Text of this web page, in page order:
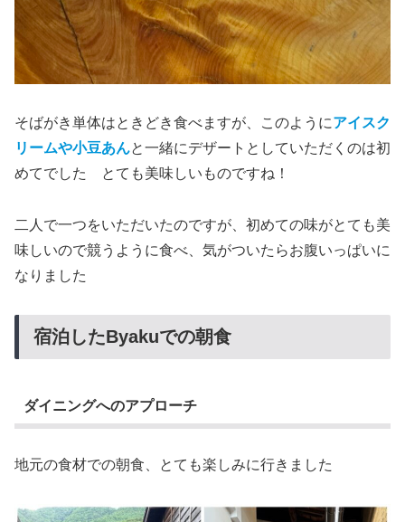
そばがき単体はときどき食べますが、このようにアイスク
リームや小豆あんと一緒にデザートとしていただくのは初
めてでした とても美味しいものですね！
二人で一つをいただいたのですが、初めての味がとても美
味しいので競うように食べ、気がついたらお腹いっぱいに
なりました
宿泊したByakuでの朝食
ダイニングへのアプローチ
地元の食材での朝食、とても楽しみに行きました